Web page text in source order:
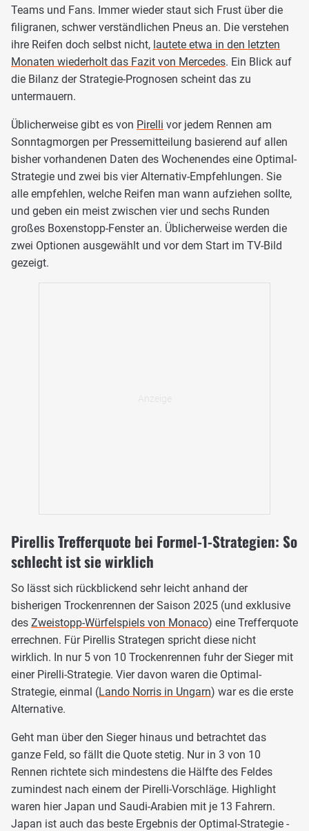
Teams und Fans. Immer wieder staut sich Frust über die
filigranen, schwer verständlichen Pneus an. Die verstehen
ihre Reifen doch selbst nicht, lautete etwa in den letzten
Monaten wiederholt das Fazit von Mercedes. Ein Blick auf
die Bilanz der Strategie-Prognosen scheint das zu
untermauern.
Üblicherweise gibt es von Pirelli vor jedem Rennen am
Sonntagmorgen per Pressemitteilung basierend auf allen
bisher vorhandenen Daten des Wochenendes eine Optimal-
Strategie und zwei bis vier Alternativ-Empfehlungen. Sie
alle empfehlen, welche Reifen man wann aufziehen sollte,
und geben ein meist zwischen vier und sechs Runden
großes Boxenstopp-Fenster an. Üblicherweise werden die
zwei Optionen ausgewählt und vor dem Start im TV-Bild
gezeigt.
Pirellis Trefferquote bei Formel-1-Strategien: So
schlecht ist sie wirklich
So lässt sich rückblickend sehr leicht anhand der
bisherigen Trockenrennen der Saison 2025 (und exklusive
des Zweistopp-Würfelspiels von Monaco) eine Trefferquote
errechnen. Für Pirellis Strategen spricht diese nicht
wirklich. In nur 5 von 10 Trockenrennen fuhr der Sieger mit
einer Pirelli-Strategie. Vier davon waren die Optimal-
Strategie, einmal (Lando Norris in Ungarn) war es die erste
Alternative.
Geht man über den Sieger hinaus und betrachtet das
ganze Feld, so fällt die Quote stetig. Nur in 3 von 10
Rennen richtete sich mindestens die Hälfte des Feldes
zumindest nach einem der Pirelli-Vorschläge. Highlight
waren hier Japan und Saudi-Arabien mit je 13 Fahrern.
Japan ist auch das beste Ergebnis der Optimal-Strategie -